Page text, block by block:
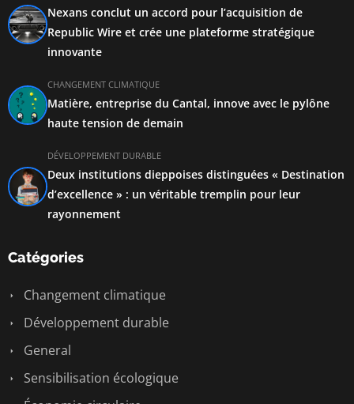
Nexans conclut un accord pour l’acquisition de
Republic Wire et crée une plateforme stratégique
innovante
CHANGEMENT CLIMATIQUE
Matière, entreprise du Cantal, innove avec le pylône
haute tension de demain
DÉVELOPPEMENT DURABLE
Deux institutions dieppoises distinguées « Destination
d’excellence » : un véritable tremplin pour leur
rayonnement
Catégories
Changement climatique
Développement durable
General
Sensibilisation écologique